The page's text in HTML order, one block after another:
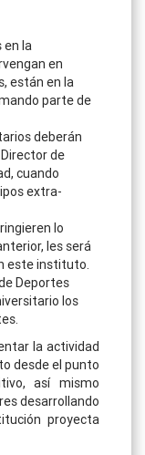
en la
en
están en la
parte de
deberán
de
cuando
extra-
lo
les será
este instituto.
Deportes
los
la actividad
desde el punto
así mismo
desarrollando
proyecta